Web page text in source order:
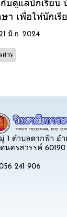
บดูแลนักเรียน
า เพื่อให้นักเรี
มิ.ย. 2024
สาร
1 ตำบลตากฟ้า อ
นครสวรรค์ 60190
241 906